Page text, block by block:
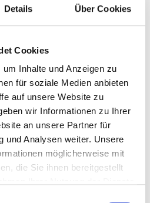
Details Über Cookies
Cookies
Inhalte und Anzeigen zu
für soziale Medien anbieten
auf unsere Website zu
wir Informationen zu Ihrer
an unsere Partner für
und Analysen weiter. Unsere
möglicherweise mit
die Sie ihnen bereitgestellt
SIE HILFREICH?